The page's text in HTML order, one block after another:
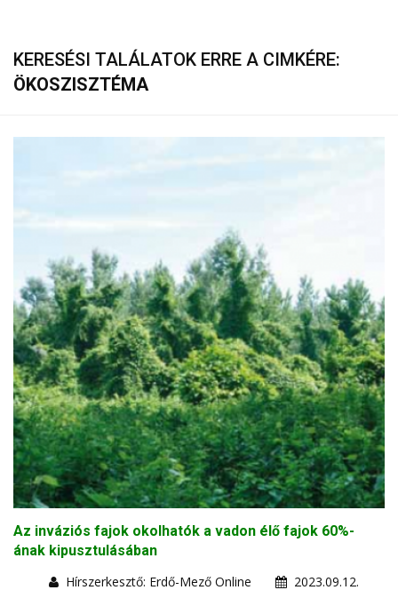
KERESÉSI TALÁLATOK ERRE A CIMKÉRE:
ÖKOSZISZTÉMA
Az inváziós fajok okolhatók a vadon élő fajok 60%-
ának kipusztulásában
Hírszerkesztő: Erdő-Mező Online
2023.09.12.